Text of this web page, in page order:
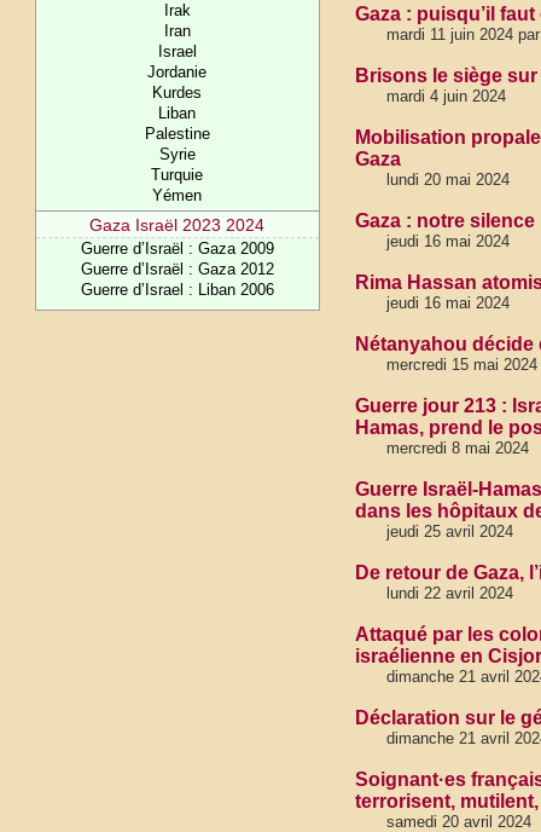
Irak
Iran
Israel
Jordanie
Kurdes
Liban
Palestine
Syrie
Turquie
Yémen
Gaza Israël 2023 2024
Guerre d’Israël : Gaza 2009
Guerre d’Israël : Gaza 2012
Guerre d’Israel : Liban 2006
Gaza : puisqu’il
mardi 11 juin 2024
Brisons le siège sur
mardi 4 juin 2024
Mobilisation
Gaza
lundi 20 mai 2024
Gaza : notre
jeudi 16 mai 2024
Rima Hassan
jeudi 16 mai 2024
Nétanyahou décide
mercredi 15 mai
Guerre jour 213 :
Hamas, prend le
mercredi 8 mai 2024
Guerre Israël-
dans les hôpitaux
jeudi 25 avril 2024
De retour de Gaza,
lundi 22 avril 2024
Attaqué par les
israélienne en
dimanche 21 avril
Déclaration sur le
dimanche 21 avril
Soignant·es
terrorisent,
samedi 20 avril 2024